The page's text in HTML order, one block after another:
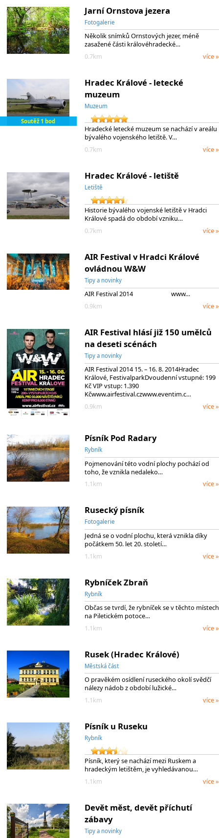
Jarní Ornstova jezera
Fotogalerie
Několik snímků Ornstových jezer, méně
zasažené části královéhradecké…
0.7km
více »
Soutěž 1 bod
Hradec Králové - letecké
muzeum
Muzeum
Hradecké letecké muzeum se nachází v areálu
bývalého vojenského letiště. V…
0.7km
více »
Hradec Králové - letiště
Letiště
Historie bývalého vojenské letiště v Hradci
Králové spadá do období vzniku…
0.7km
více »
AIR Festival v Hradci Králové
ovládnou W&W
Tipy a novinky
AIR Festival 2014 www…
0.9km
více »
AIR Festival hlásí již 150 umělců
na deseti scénách
Tipy a novinky
AIR Festival 2014 15. – 16. 8. 2014Hradec
Králové, FestivalparkDvoudenní vstupné: 199
Kč VIP vstup: 1.390
Kčwww.airfestival.czwww.eventim.c…
0.9km
více »
Písník Pod Radary
Rybník
Pojmenování této vodní plochy pochází od
toho, že vznikla nedaleko…
1.1km
více »
Rusecký písník
Fotogalerie
Jedná se o vodní plochu, která vznikla díky
počátkem 50. let 20. století…
1.1km
více »
Rybníček Zbraň
Rybník
Občas se tvrdí, že rybníček se v těchto místech
na Piletickém potoce…
1.1km
více »
Rusek (Hradec Králové)
Městská část
O pravěkém osídlení ruseckého okolí svědčí
nálezy nádob z období lužické…
1.1km
více »
Písník u Ruseku
Rybník
Písník, který se nachází mezi Ruskem a
hradeckým letištěm, je vyhledávanou…
1.1km
více »
Devět měst, devět příchutí
zábavy
Tipy a novinky